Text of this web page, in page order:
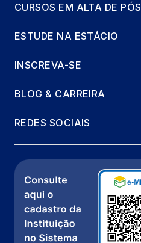
CURSOS EM ALTA DE PÓS
ESTUDE NA ESTÁCIO
INSCREVA-SE
BLOG & CARREIRA
REDES SOCIAIS